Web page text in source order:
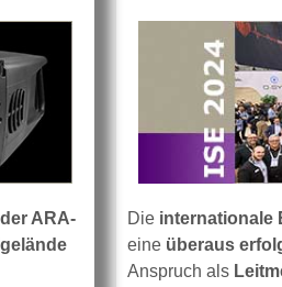
ARA-
der PL + S 2024
Die internationale
eine überaus
Anspruch als